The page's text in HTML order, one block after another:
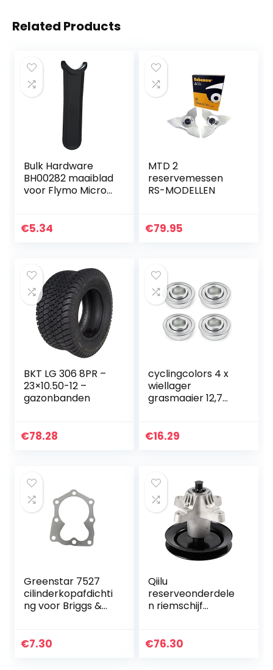
Related Products
Bulk Hardware
BH00282 maaiblad
voor Flymo Micro
€5.34
MTD 2
reservemessen
RS-MODELLEN
€79.95
BKT LG 306 8PR –
23×10.50-12 –
gazonbanden
€78.28
cyclingcolors 4 x
wiellager
grasmaaier 12,7
wielen kogellager
€16.29
Greenstar 7527
cilinderkopafdichti
ng voor Briggs &
€7.30
Qiilu
reserveonderdele
n riemschijf
€76.30